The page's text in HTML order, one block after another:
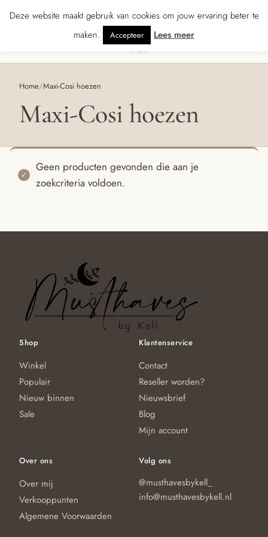
★★★★★ · Gratis verzending vanaf € 70 · Gratis kaartje met je bestelling •
Home/Maxi-Cosi hoezen
Maxi-Cosi hoezen
Geen producten gevonden die aan je
zoekcriteria voldoen.
Shop
Winkel
Populair
Nieuw binnen
Sale
Klantenservice
Contact
Reseller worden?
Nieuwsbrief
Blog
Mijn account
Over ons
Over mij
Verkooppunten
Algemene Voorwaarden
Volg ons
@musthavesbykell_
info@musthavesbykell.nl
Deze website maakt gebruik van cookies om jouw ervaring beter te
maken.
Accepteer Lees meer